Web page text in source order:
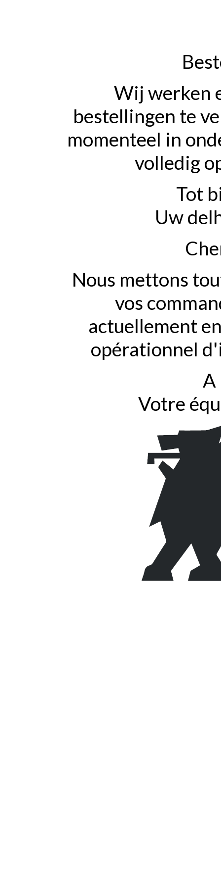
Wij werken
bestellingen te
momenteel in
volledig
Tot
Uw
Nous mettons
vos
actuellement
opérationnel
A
Votre